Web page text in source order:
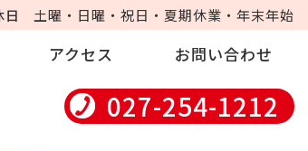
日 土曜・日曜・祝日・夏期休業・年末年始
アクセス お問い合わせ
027-254-1212